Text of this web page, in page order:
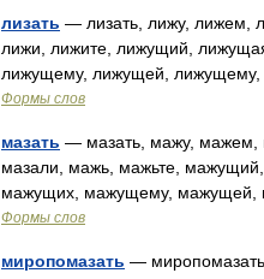
лизать — лизать, лижу, лижем,
лижи, лижите, лижущий,
лижущему, лижущей,
Формы слов
мазать — мазать, мажу, мажем,
мазали, мажь, мажьте,
мажущих, мажущему,
Формы слов
миропомазать —